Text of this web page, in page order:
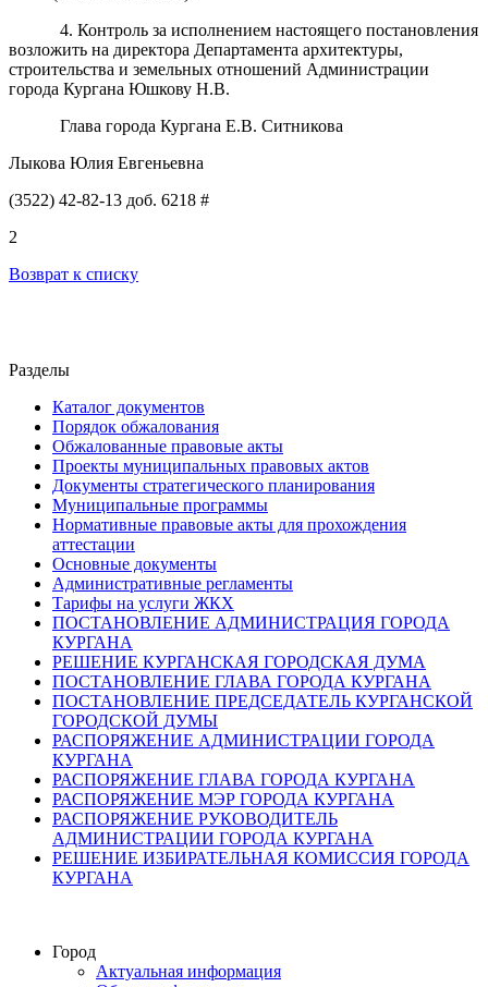
4. Контроль за исполнением настоящего постановления
возложить на директора Департамента архитектуры,
строительства и земельных отношений Администрации
города Кургана Юшкову Н.В.
Глава города Кургана Е.В. Ситникова
Лыкова Юлия Евгеньевна
(3522) 42-82-13 доб. 6218 #
2
Возврат к списку
Разделы
Каталог документов
Порядок обжалования
Обжалованные правовые акты
Проекты муниципальных правовых актов
Документы стратегического планирования
Муниципальные программы
Нормативные правовые акты для прохождения
аттестации
Основные документы
Административные регламенты
Тарифы на услуги ЖКХ
ПОСТАНОВЛЕНИЕ АДМИНИСТРАЦИЯ ГОРОДА
КУРГАНА
РЕШЕНИЕ КУРГАНСКАЯ ГОРОДСКАЯ ДУМА
ПОСТАНОВЛЕНИЕ ГЛАВА ГОРОДА КУРГАНА
ПОСТАНОВЛЕНИЕ ПРЕДСЕДАТЕЛЬ КУРГАНСКОЙ
ГОРОДСКОЙ ДУМЫ
РАСПОРЯЖЕНИЕ АДМИНИСТРАЦИИ ГОРОДА
КУРГАНА
РАСПОРЯЖЕНИЕ ГЛАВА ГОРОДА КУРГАНА
РАСПОРЯЖЕНИЕ МЭР ГОРОДА КУРГАНА
РАСПОРЯЖЕНИЕ РУКОВОДИТЕЛЬ
АДМИНИСТРАЦИИ ГОРОДА КУРГАНА
РЕШЕНИЕ ИЗБИРАТЕЛЬНАЯ КОМИССИЯ ГОРОДА
КУРГАНА
Город
Актуальная информация